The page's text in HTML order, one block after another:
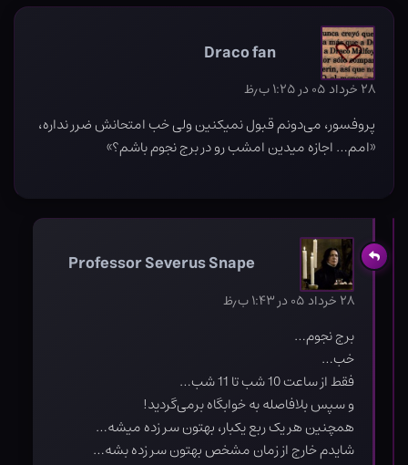
Draco fan
۲۸ خرداد ۰۵ در ۱:۲۵ ب٫ظ
پروفسور، می‌دونم قبول نمیکنین ولی خب امتحانش ضرر نداره،
«امم… اجازه میدین امشب رو در برج نجوم باشم؟»
Professor Severus Snape
۲۸ خرداد ۰۵ در ۱:۴۳ ب٫ظ
برج نجوم…
خب…
فقط از ساعت 10 شب تا 11 شب…
و سپس بلافاصله به خوابگاه برمی‌گردید!
همچنین هر یک ربع یکبار، بهتون سر زده میشه…
شایدم خارج از زمان مشخص بهتون سر زده بشه…